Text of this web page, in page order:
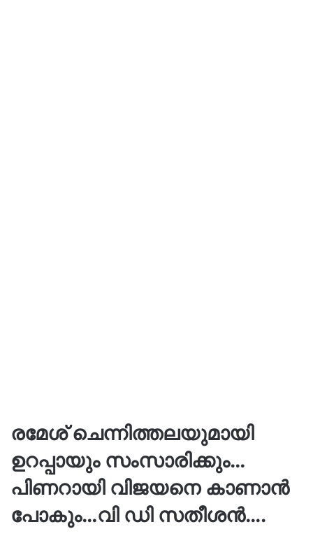
രമേശ് ചെന്നിത്തലയുമായി
ഉറപ്പായും സംസാരിക്കും…
പിണറായി വിജയനെ കാണാന്‍
പോകും…വി ഡി സതീശന്‍….